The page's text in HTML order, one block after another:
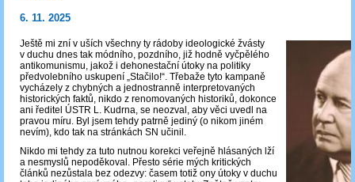
6. 11. 2025
Ještě mi zní v uších všechny ty rádoby ideologické žvásty
v duchu dnes tak módního, pozdního, již hodně vyčpělého
antikomunismu, jakož i dehonestační útoky na politiky
předvolebního uskupení „Stačilo!“. Třebaže tyto kampaně
vycházely z chybných a jednostranně interpretovaných
historických faktů, nikdo z renomovaných historiků, dokonce
ani ředitel ÚSTR L. Kudrna, se neozval, aby věci uvedl na
pravou míru. Byl jsem tehdy patrně jediný (o nikom jiném
nevím), kdo tak na stránkách SN učinil.
Nikdo mi tehdy za tuto nutnou korekci veřejně hlásaných lží
a nesmyslů nepoděkoval. Přesto série mých kritických
článků nezůstala bez odezvy: časem totiž ony útoky v duchu